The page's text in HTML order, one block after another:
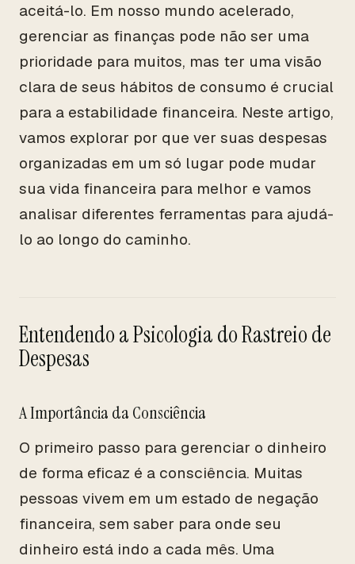
aceitá-lo. Em nosso mundo acelerado,
gerenciar as finanças pode não ser uma
prioridade para muitos, mas ter uma visão
clara de seus hábitos de consumo é crucial
para a estabilidade financeira. Neste artigo,
vamos explorar por que ver suas despesas
organizadas em um só lugar pode mudar
sua vida financeira para melhor e vamos
analisar diferentes ferramentas para ajudá-
lo ao longo do caminho.
Entendendo a Psicologia do Rastreio de
Despesas
A Importância da Consciência
O primeiro passo para gerenciar o dinheiro
de forma eficaz é a consciência. Muitas
pessoas vivem em um estado de negação
financeira, sem saber para onde seu
dinheiro está indo a cada mês. Uma